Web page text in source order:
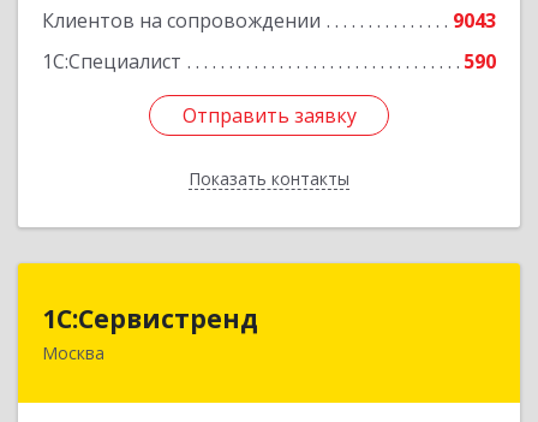
Клиентов на сопровождении
9043
1С:Специалист
590
Отправить заявку
Показать контакты
Отправить заявку
Назад
1С:Сервистренд
Москва
107023, Москва г, Семёновский пер, дом № 15,